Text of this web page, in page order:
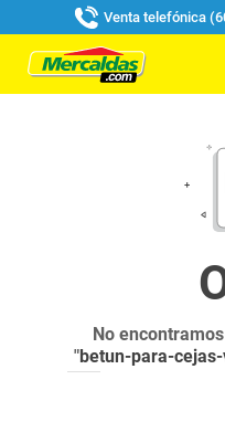
Venta telefónica
No
"betun-para-